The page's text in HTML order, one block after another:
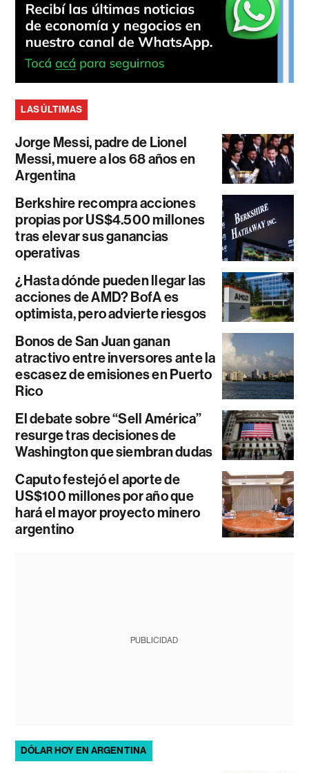
LAS ÚLTIMAS
Jorge Messi, padre de Lionel
Messi, muere a los 68 años en
Argentina
Berkshire recompra acciones
propias por US$4.500 millones
tras elevar sus ganancias
operativas
¿Hasta dónde pueden llegar las
acciones de AMD? BofA es
optimista, pero advierte riesgos
Bonos de San Juan ganan
atractivo entre inversores ante la
escasez de emisiones en Puerto
Rico
El debate sobre “Sell América”
resurge tras decisiones de
Washington que siembran dudas
Caputo festejó el aporte de
US$100 millones por año que
hará el mayor proyecto minero
argentino
PUBLICIDAD
DÓLAR HOY EN ARGENTINA